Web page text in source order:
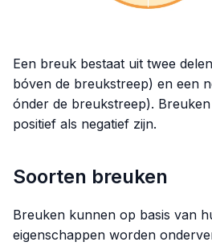
Een breuk bestaat uit twee
bóven de breukstreep) en een
ónder de breukstreep).
positief als negatief zijn.
Soorten breuken
Breuken kunnen op basis van
eigenschappen worden